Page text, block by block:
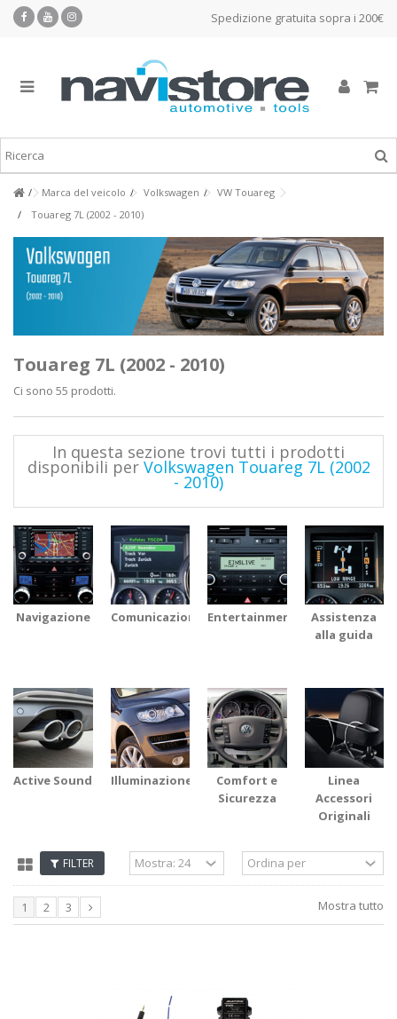
Spedizione gratuita sopra i 200€
Marca del veicolo Volkswagen
VW Touareg
Touareg 7L (2002 - 2010)
Touareg 7L (2002 - 2010)
Ci sono 55 prodotti.
In questa sezione trovi tutti i prodotti
disponibili per Volkswagen Touareg 7L (2002
- 2010)
Navigazione Comunicazione Entertainment
Assistenza
alla guida
Active Sound Illuminazione
Comfort e
Sicurezza
Linea
Accessori
Originali
FILTER
Mostra tutto
1 2 3